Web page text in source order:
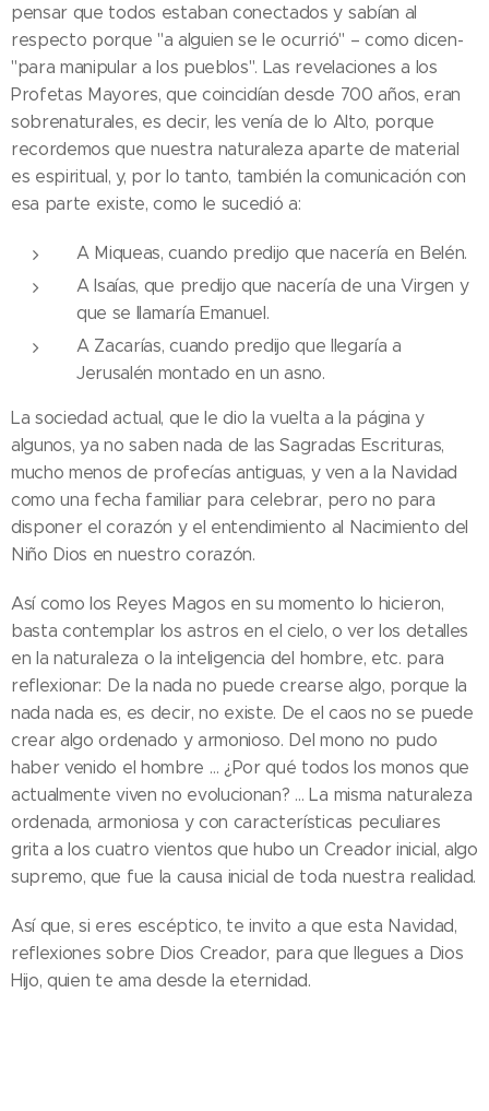
pensar que todos estaban conectados y sabían al
respecto porque "a alguien se le ocurrió" – como dicen-
"para manipular a los pueblos". Las revelaciones a los
Profetas Mayores, que coincidían desde 700 años, eran
sobrenaturales, es decir, les venía de lo Alto, porque
recordemos que nuestra naturaleza aparte de material
es espiritual, y, por lo tanto, también la comunicación con
esa parte existe, como le sucedió a:
A Miqueas, cuando predijo que nacería en Belén.
A Isaías, que predijo que nacería de una Virgen y
que se llamaría Emanuel.
A Zacarías, cuando predijo que llegaría a
Jerusalén montado en un asno.
La sociedad actual, que le dio la vuelta a la página y
algunos, ya no saben nada de las Sagradas Escrituras,
mucho menos de profecías antiguas, y ven a la Navidad
como una fecha familiar para celebrar, pero no para
disponer el corazón y el entendimiento al Nacimiento del
Niño Dios en nuestro corazón.
Así como los Reyes Magos en su momento lo hicieron,
basta contemplar los astros en el cielo, o ver los detalles
en la naturaleza o la inteligencia del hombre, etc. para
reflexionar: De la nada no puede crearse algo, porque la
nada nada es, es decir, no existe. De el caos no se puede
crear algo ordenado y armonioso. Del mono no pudo
haber venido el hombre … ¿Por qué todos los monos que
actualmente viven no evolucionan? … La misma naturaleza
ordenada, armoniosa y con características peculiares
grita a los cuatro vientos que hubo un Creador inicial, algo
supremo, que fue la causa inicial de toda nuestra realidad.
Así que, si eres escéptico, te invito a que esta Navidad,
reflexiones sobre Dios Creador, para que llegues a Dios
Hijo, quien te ama desde la eternidad.